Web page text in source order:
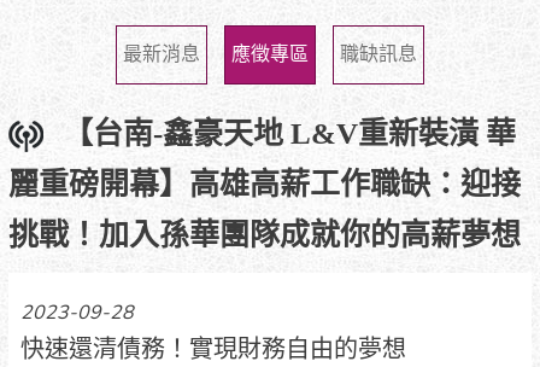
最新消息 應徵專區 職缺訊息
【台南-鑫豪天地 L&V重新裝潢 華
麗重磅開幕】高雄高薪工作職缺：迎接
挑戰！加入孫華團隊成就你的高薪夢想
2023-09-28
快速還清債務！實現財務自由的夢想